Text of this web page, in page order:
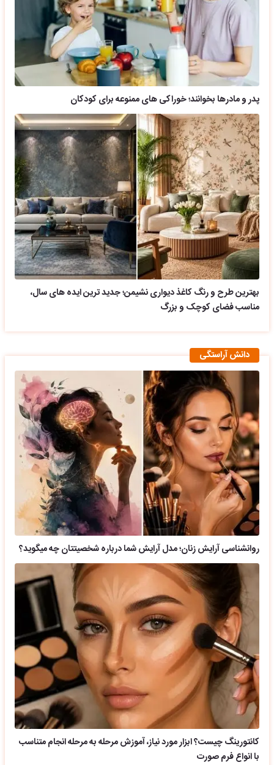
پدر و مادرها بخوانند؛ خوراکی های ممنوعه برای کودکان
بهترین طرح و رنگ کاغذ دیواری نشیمن؛ جدید ترین ایده های سال،
مناسب فضای کوچک و بزرگ
دانش آراستگی
روانشناسی آرایش زنان؛ مدل آرایش شما درباره شخصیتتان چه میگوید؟
کانتورینگ چیست؟ ابزار مورد نیاز، آموزش مرحله به مرحله انجام متناسب
با انواع فرم صورت